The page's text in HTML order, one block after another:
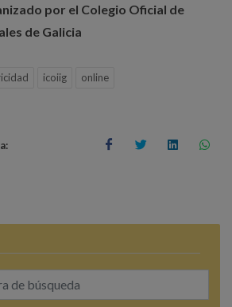
por el Colegio Oficial de
de Galicia
icoiig online